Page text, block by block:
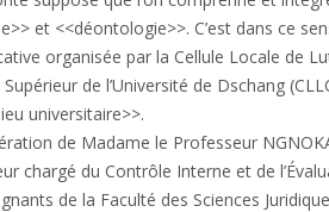
et <<déontologie>>. C’est dans ce
organisée par la Cellule Locale de
Supérieur de l’Université de Dschang
universitaire>>.
de Madame le Professeur
chargé du Contrôle Interne et de
de la Faculté des Sciences